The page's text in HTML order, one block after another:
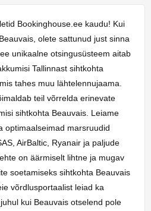
Bookinghouse.ee kaudu! Kui
olete sattunud just sinna
unikaalne otsingusüsteem aitab
Tallinnast sihtkohta
tahes muu lähtelennujaama.
teil võrrelda erinevate
sihtkohta Beauvais. Leiame
optimaalseimad marsruudid
AirBaltic, Ryanair ja paljude
on äärmiselt lihtne ja mugav
soetamiseks sihtkohta Beauvais
võrdlusportaalist leiad ka
juhul kui Beauvais otselend pole